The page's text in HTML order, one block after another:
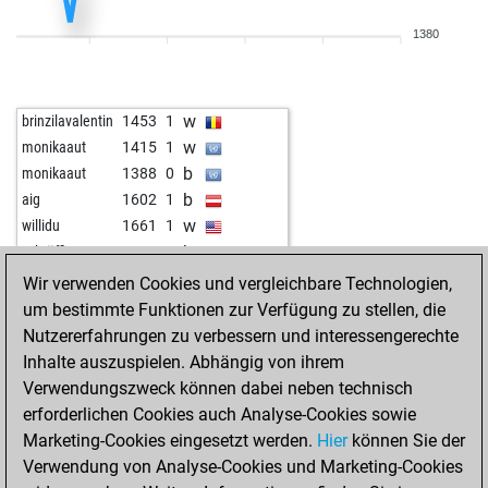
radee1970
b
yammy 1260 0 w
pluto36 1196 0 w
venkakodi 1072 1 w
fangless 1521 0 b
palatinum 1420 0 b
nihil baxter 1612 0 b
bigstone 1542 1 w
bigstone 1571 1 b
myntramiller 1316 0 w
stevestrop 1430 0 b
veselchak u 1491 0 b
bübchen 1650 0 w
bübchen 1634 0 b
lilleby 1703 0 w
1380
brinzilavalentin 1453 1 w
monikaaut 1415 1 w
monikaaut 1388 0 b
aig 1602 1 b
willidu 1661 1 w
schtöffi 1333 0 b
vllahiu 1493 0 w
Wir verwenden Cookies und vergleichbare Technologien,
um bestimmte Funktionen zur Verfügung zu stellen, die
Nutzererfahrungen zu verbessern und interessengerechte
Inhalte auszuspielen. Abhängig von ihrem
Verwendungszweck können dabei neben technisch
erforderlichen Cookies auch Analyse-Cookies sowie
Marketing-Cookies eingesetzt werden. Hierkönnen Sie der
Verwendung von Analyse-Cookies und Marketing-Cookies